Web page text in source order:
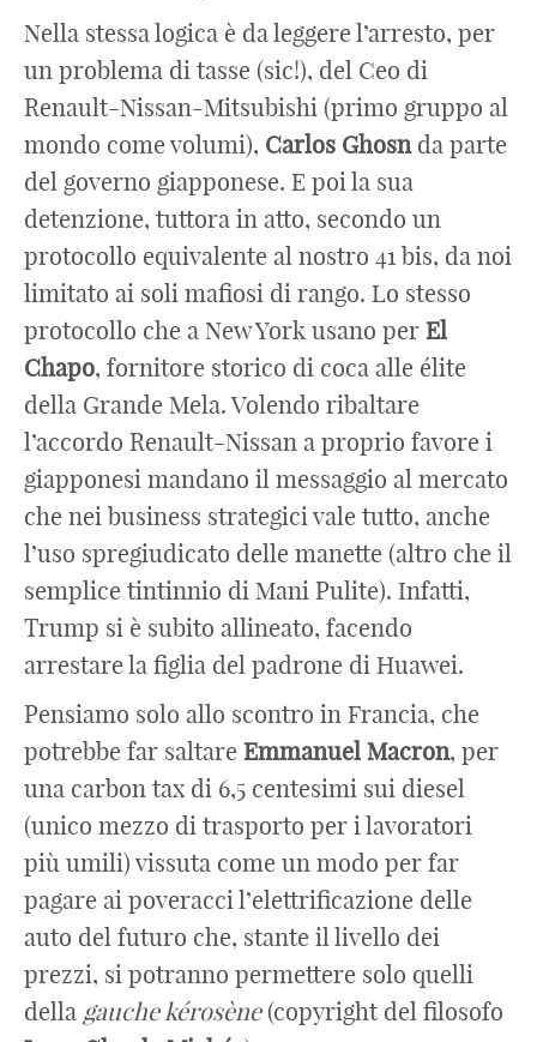
Nella stessa logica è da leggere l’arresto, per
un problema di tasse (sic!), del Ceo di
Renault-Nissan-Mitsubishi (primo gruppo al
mondo come volumi), Carlos Ghosnda parte
del governo giapponese. E poi la sua
detenzione, tuttora in atto, secondo un
protocollo equivalente al nostro 41 bis, da noi
limitato ai soli mafiosi di rango. Lo stesso
protocollo che a New York usano per El
Chapo, fornitore storico di coca alle élite
della Grande Mela. Volendo ribaltare
l’accordo Renault-Nissan a proprio favore i
giapponesi mandano il messaggio al mercato
che nei business strategici vale tutto, anche
l’uso spregiudicato delle manette (altro che il
semplice tintinnio di Mani Pulite). Infatti,
Trump si è subito allineato, facendo
arrestare la figlia del padrone di Huawei.
Pensiamo solo allo scontro in Francia, che
potrebbe far saltare Emmanuel Macron, per
una carbon tax di 6,5 centesimi sui diesel
(unico mezzo di trasporto per i lavoratori
più umili) vissuta come un modo per far
pagare ai poveracci l’elettrificazione delle
auto del futuro che, stante il livello dei
prezzi, si potranno permettere solo quelli
della gauche kérosène (copyright del filosofo